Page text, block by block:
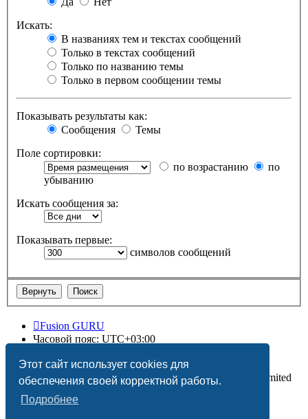
Этот сайт использует cookies для
обеспечения своей корректной работы.
Подробнее
Искать:
В названиях тем и текстах сообщений
Только в текстах сообщений
Только по названию темы
Только в первом сообщении темы
Показывать результаты как:
Сообщения
Темы
Поле сортировки:
по возрастанию
по
убыванию
Искать сообщения за:
Показывать первые:
символов сообщений
Fusion GURU
Часовой пояс: UTC+03:00
Создано на основеphpBB® Forum Software © phpBB Limited